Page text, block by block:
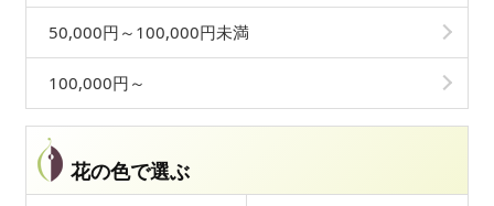
50,000円～100,000円未満
100,000円～
花の色で選ぶ